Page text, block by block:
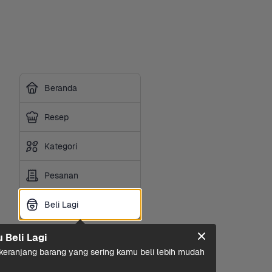
Beranda
Resep
Kategori
Pesanan
Beli Lagi
Beli Lagi
Beli Lagi
barang yang sering kamu beli lebih mudah